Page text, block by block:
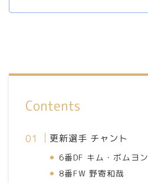
Contents
更新選手 チャント
6番DF キム・ボムヨン
8番FW 野寄和哉